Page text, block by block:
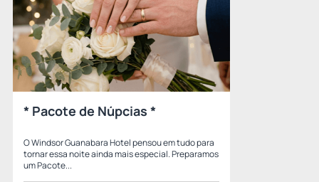
* Pacote de Núpcias *
O Windsor Guanabara Hotel pensou em tudo para
tornar essa noite ainda mais especial. Preparamos
um Pacote...